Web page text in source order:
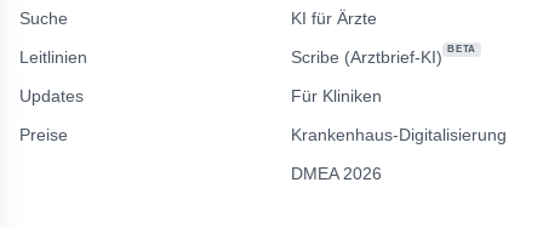
Suche
Leitlinien
Updates
Preise
KI für Ärzte
Scribe (Arztbrief-KI)
BETA
Für Kliniken
Krankenhaus-Digitalisierung
DMEA 2026